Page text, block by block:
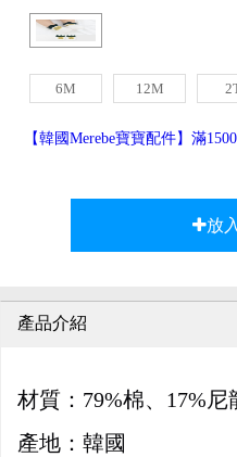
6M 12M
【韓國Merebe寶寶配件】滿
放
產品介紹
材質：79%棉、17%尼
產地：韓國